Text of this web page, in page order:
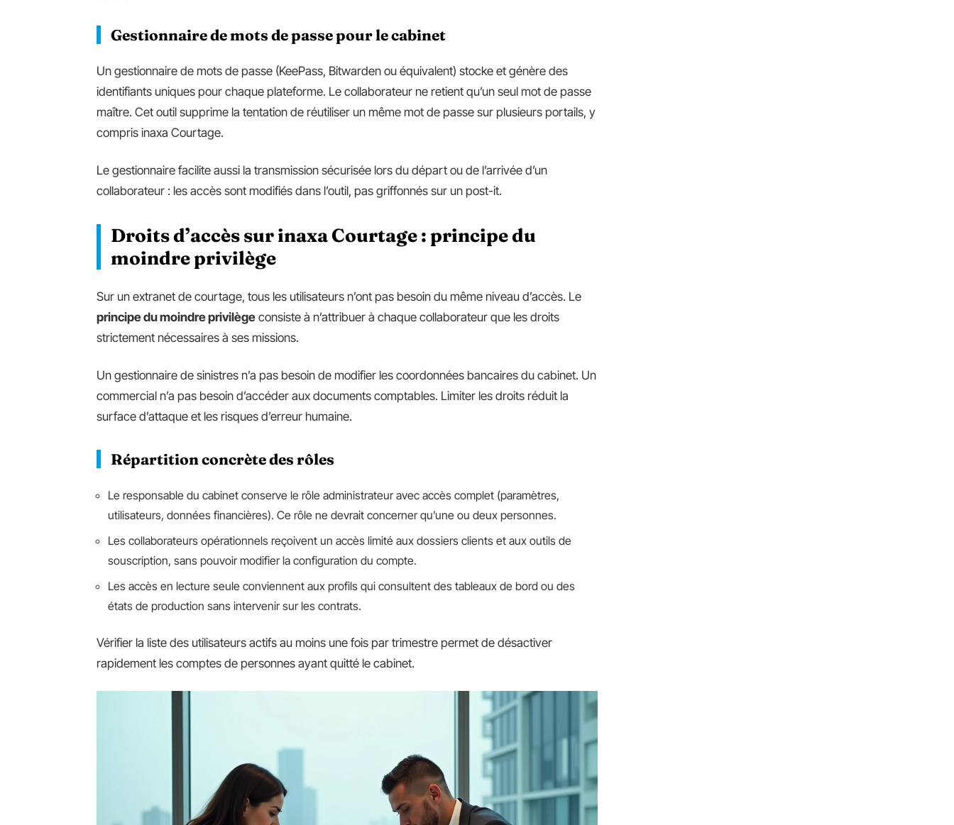
Gestionnaire de mots de passe pour le cabinet
Un gestionnaire de mots de passe (KeePass, Bitwarden ou équivalent) stocke et génère des
identifiants uniques pour chaque plateforme. Le collaborateur ne retient qu’un seul mot de passe
maître. Cet outil supprime la tentation de réutiliser un même mot de passe sur plusieurs portails, y
compris inaxa Courtage.
Le gestionnaire facilite aussi la transmission sécurisée lors du départ ou de l’arrivée d’un
collaborateur : les accès sont modifiés dans l’outil, pas griffonnés sur un post-it.
Droits d’accès sur inaxa Courtage : principe du
moindre privilège
Sur un extranet de courtage, tous les utilisateurs n’ont pas besoin du même niveau d’accès. Le
principe du moindre privilège consiste à n’attribuer à chaque collaborateur que les droits
strictement nécessaires à ses missions.
Un gestionnaire de sinistres n’a pas besoin de modifier les coordonnées bancaires du cabinet. Un
commercial n’a pas besoin d’accéder aux documents comptables. Limiter les droits réduit la
surface d’attaque et les risques d’erreur humaine.
Répartition concrète des rôles
Le responsable du cabinet conserve le rôle administrateur avec accès complet (paramètres,
utilisateurs, données financières). Ce rôle ne devrait concerner qu’une ou deux personnes.
Les collaborateurs opérationnels reçoivent un accès limité aux dossiers clients et aux outils de
souscription, sans pouvoir modifier la configuration du compte.
Les accès en lecture seule conviennent aux profils qui consultent des tableaux de bord ou des
états de production sans intervenir sur les contrats.
Vérifier la liste des utilisateurs actifs au moins une fois par trimestre permet de désactiver
rapidement les comptes de personnes ayant quitté le cabinet.